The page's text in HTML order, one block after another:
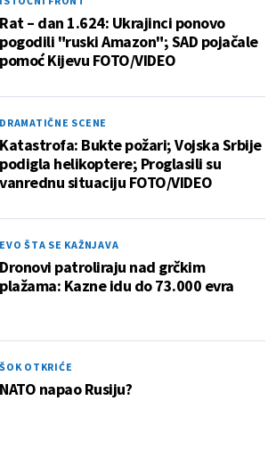
Rat – dan 1.624: Ukrajinci ponovo
pogodili "ruski Amazon"; SAD pojačale
pomoć Kijevu FOTO/VIDEO
DRAMATIČNE SCENE
Katastrofa: Bukte požari; Vojska Srbije
podigla helikoptere; Proglasili su
vanrednu situaciju FOTO/VIDEO
EVO ŠTA SE KAŽNJAVA
Dronovi patroliraju nad grčkim
plažama: Kazne idu do 73.000 evra
ŠOK OTKRIĆE
NATO napao Rusiju?